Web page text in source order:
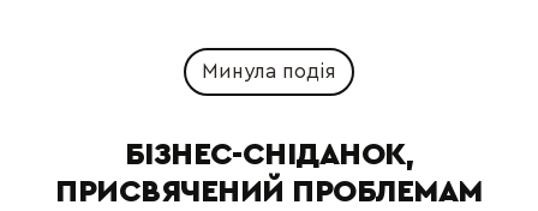
Минула подія
БІЗНЕС-СНІДАНОК,
ПРИСВЯЧЕНИЙ ПРОБЛЕМАМ